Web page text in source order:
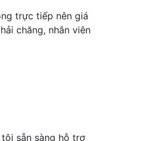
trực tiếp nên giá
chăng, nhân viên
tôi sẵn sàng hỗ trợ